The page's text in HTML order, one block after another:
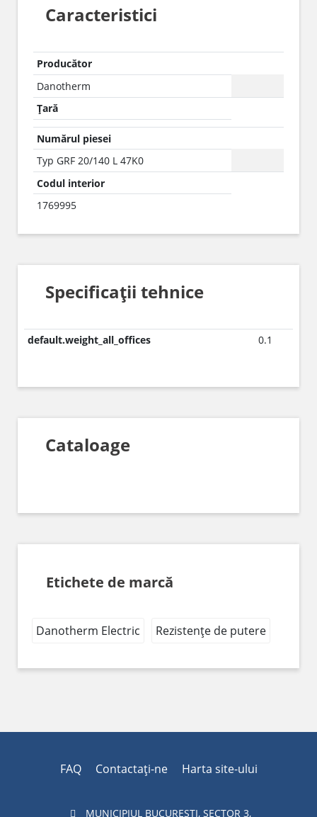
Caracteristici
Producător
Danotherm
Țară
Numărul piesei
Typ GRF 20/140 L 47K0
Codul interior
1769995
Specificații tehnice
default.weight_all_offices 0.1
Cataloage
Etichete de marcă
Danotherm Electric Rezistențe de putere
FAQ Contactaţi-ne Harta site-ului
MUNICIPIUL BUCUREŞTI, SECTOR 3,